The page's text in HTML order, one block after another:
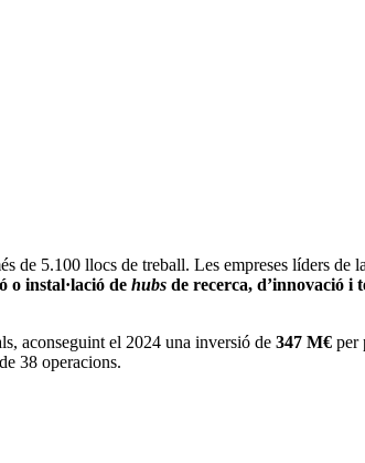
de 5.100 llocs de treball. Les empreses líders de
o instal·lació de hubs de recerca, d’innovació i
aconseguint el 2024 una inversió de 347 M€ per
38 operacions.